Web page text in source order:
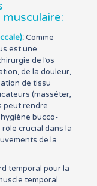
:Comme
est une
de l’os
de la douleur,
de tissu
(masséter,
peut rendre
bucco-
crucial dans la
de la
temporal pour la
temporal.